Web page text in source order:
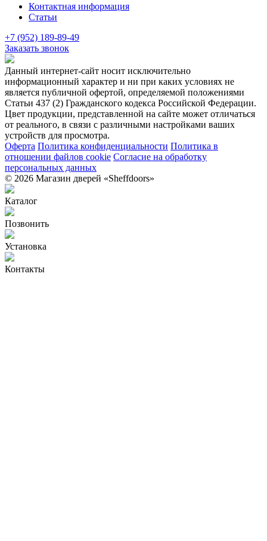
Контактная информация
Статьи
+7 (952) 189-89-49
Заказать звонок
Данный интернет-сайт носит исключительно
информационный характер и ни при каких условиях не
является публичной офертой, определяемой положениями
Статьи 437 (2) Гражданского кодекса Российской Федерации.
Цвет продукции, представленной на сайте может отличаться
от реального, в связи с различными настройками ваших
устройств для просмотра.
Оферта Политика конфиденциальности Политика в
отношении файлов cookie Согласие на обработку
персональных данных
© 2026 Магазин дверей «Sheffdoors»
Каталог
Позвонить
Установка
Контакты